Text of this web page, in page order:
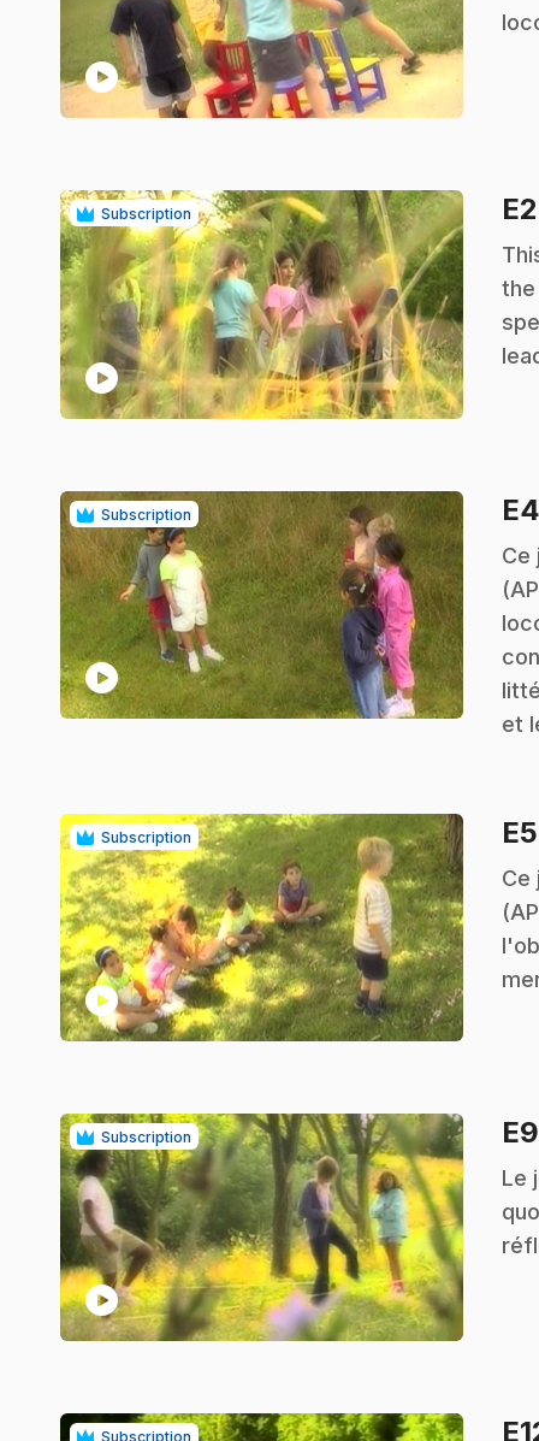
play_circle
Subscription
play_circle
E2
.
Subscription
play_circle
E4
.Ce
et
Subscription
play_circle
E5
.Ce
Subscription
play_circle
E9
.Le
Subscription